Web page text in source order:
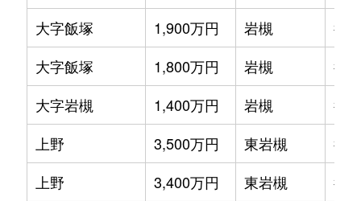
大字飯塚
1,900万円 岩槻
徒
大字飯塚
1,800万円 岩槻
徒
大字岩槻
1,400万円 岩槻
徒
上野
3,500万円 東岩槻
徒
上野
3,400万円 東岩槻
徒